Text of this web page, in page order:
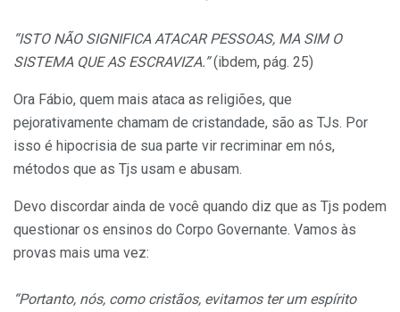
“ISTO NÃO SIGNIFICA ATACAR PESSOAS, MA SIM O
SISTEMA QUE AS ESCRAVIZA.”(ibdem, pág. 25)
Ora Fábio, quem mais ataca as religiões, que
pejorativamente chamam de cristandade, são as TJs. Por
isso é hipocrisia de sua parte vir recriminar em nós,
métodos que as Tjs usam e abusam.
Devo discordar ainda de você quando diz que as Tjs podem
questionar os ensinos do Corpo Governante. Vamos às
provas mais uma vez:
“Portanto, nós, como cristãos, evitamos ter um espírito